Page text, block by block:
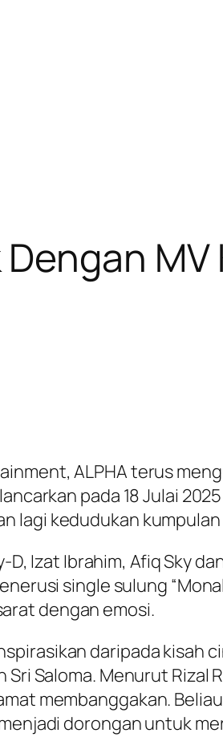
MV
ALPHA terus
pada 18 Julai
lagi kedudukan
Izat Ibrahim, Afiq Sky
single sulung
dengan emosi.
daripada kisah
Saloma. Menurut Rizal
membanggakan.
dorongan untuk